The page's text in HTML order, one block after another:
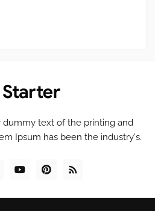
dummy text of the printing and
Ipsum has been the industry's.